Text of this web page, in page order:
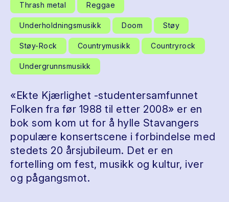
Thrash metal Reggae
Underholdningsmusikk Doom Støy
Støy-Rock Countrymusikk Countryrock
Undergrunnsmusikk
«Ekte Kjærlighet -studentersamfunnet
Folken fra før 1988 til etter 2008» er en
bok som kom ut for å hylle Stavangers
populære konsertscene i forbindelse med
stedets 20 årsjubileum. Det er en
fortelling om fest, musikk og kultur, iver
og pågangsmot.